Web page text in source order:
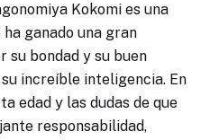
Kokomi es una
ganado una gran
su bondad y su buen
increíble inteligencia. En
edad y las dudas de que
responsabilidad,